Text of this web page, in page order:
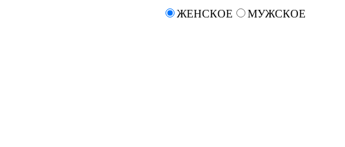
ЖЕНСКОЕ МУЖСКОЕ